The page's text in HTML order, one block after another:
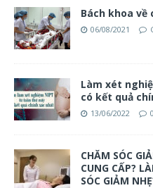
Bách khoa
06/08/2021
Làm xét
có kết quả
13/06/2022 0
CHĂM SÓC
CUNG CẤP?
SÓC GIẢM